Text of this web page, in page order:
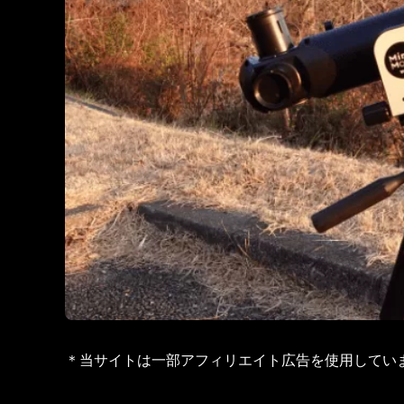
＊当サイトは一部アフィリエイト広告を使用してい